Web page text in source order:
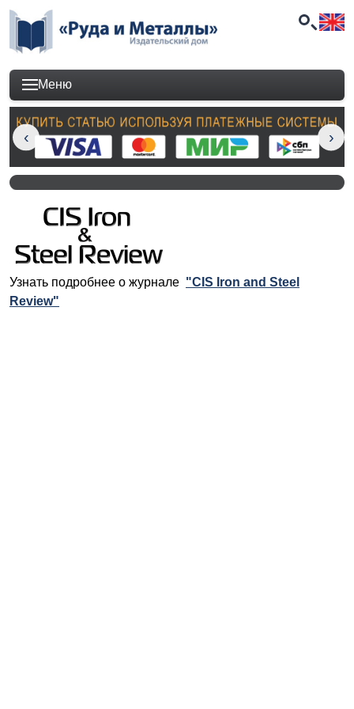
Меню
Узнать подробнее о журнале "CIS Iron and Steel
Review"